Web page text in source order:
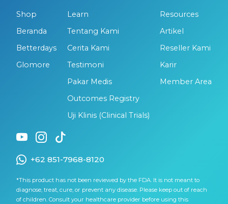
Shop
Beranda
Betterdays
Glomore
Learn
Tentang Kami
Cerita Kami
Testimoni
Pakar Medis
Outcomes Registry
Uji Klinis (Clinical Trials)
Resources
Artikel
Reseller Kami
Karir
Member Area
+62 851-7968-8120
*This product has not been reviewed by the FDA. It is not meant to
diagnose, treat, cure, or prevent any disease. Please keep out of reach
of children. Consult your healthcare provider before using this